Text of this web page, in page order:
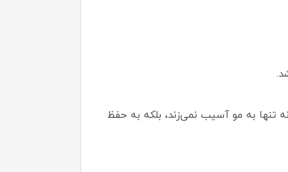
تنها به مو آسیب نمی‌زند، بلکه به حفظ